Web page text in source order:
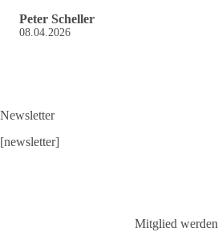
Peter Scheller
08.04.2026
Newsletter
[newsletter]
Mitglied werden